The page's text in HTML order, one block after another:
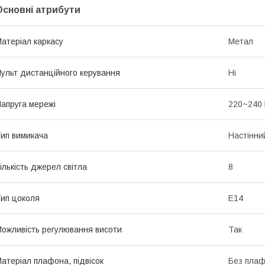
атрибути
каркасу Метал
дистанційного керування Ні
мережі 220~240
вимикача
джерел світла 8
цоколя E14
регулювання висоти Так
плафона, підвісок Без